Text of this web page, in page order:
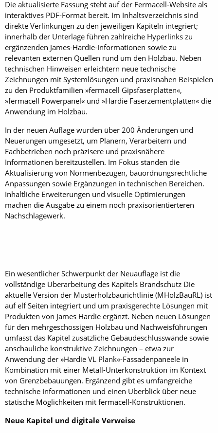
Die aktualisierte Fassung steht auf der Fermacell-Website als
interaktives PDF-Format bereit. Im Inhaltsverzeichnis sind
direkte Verlinkungen zu den jeweiligen Kapiteln integriert;
innerhalb der Unterlage führen zahlreiche Hyperlinks zu
ergänzenden James-Hardie-Informationen sowie zu
relevanten externen Quellen rund um den Holzbau. Neben
technischen Hinweisen erleichtern neue technische
Zeichnungen mit Systemlösungen und praxisnahen Beispielen
zu den Produktfamilien »fermacell Gipsfaserplatten«,
»fermacell Powerpanel« und »Hardie Faserzementplatten« die
Anwendung im Holzbau.
In der neuen Auflage wurden über 200 Änderungen und
Neuerungen umgesetzt, um Planern, Verarbeitern und
Fachbetrieben noch präzisere und praxisnähere
Informationen bereitzustellen. Im Fokus standen die
Aktualisierung von Normenbezügen, bauordnungsrechtliche
Anpassungen sowie Ergänzungen in technischen Bereichen.
Inhaltliche Erweiterungen und visuelle Optimierungen
machen die Ausgabe zu einem noch praxisorientierteren
Nachschlagewerk.
Ein wesentlicher Schwerpunkt der Neuauflage ist die
vollständige Überarbeitung des Kapitels Brandschutz Die
aktuelle Version der Musterholzbaurichtlinie (MHolzBauRL) ist
auf elf Seiten integriert und um praxisgerechte Lösungen mit
Produkten von James Hardie ergänzt. Neben neuen Lösungen
für den mehrgeschossigen Holzbau und Nachweisführungen
umfasst das Kapitel zusätzliche Gebäudeschlusswände sowie
anschauliche konstruktive Zeichnungen – etwa zur
Anwendung der »Hardie VL Plank«-Fassadenpaneele in
Kombination mit einer Metall-Unterkonstruktion im Kontext
von Grenzbebauungen. Ergänzend gibt es umfangreiche
technische Informationen und einen Überblick über neue
statische Möglichkeiten mit fermacell-Konstruktionen.
Neue Kapitel und digitale Verweise